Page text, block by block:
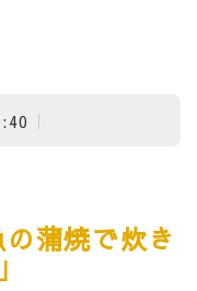
蒲焼で炊き